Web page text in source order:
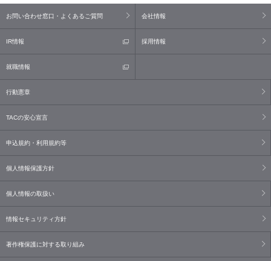
お問い合わせ窓口・よくあるご質問 会社情報
IR情報 採用情報
就職情報
行動憲章
TACの安心宣言
申込規約・利用規約等
個人情報保護方針
個人情報の取扱い
情報セキュリティ方針
著作権保護に対する取り組み